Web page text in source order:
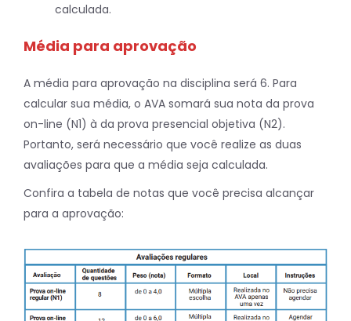
calculada.
Média para aprovação
A média para aprovação na disciplina será 6. Para
calcular sua média, o AVA somará sua nota da prova
on-line (N1) à da prova presencial objetiva (N2).
Portanto, será necessário que você realize as duas
avaliações para que a média seja calculada.
Confira a tabela de notas que você precisa alcançar
para a aprovação: